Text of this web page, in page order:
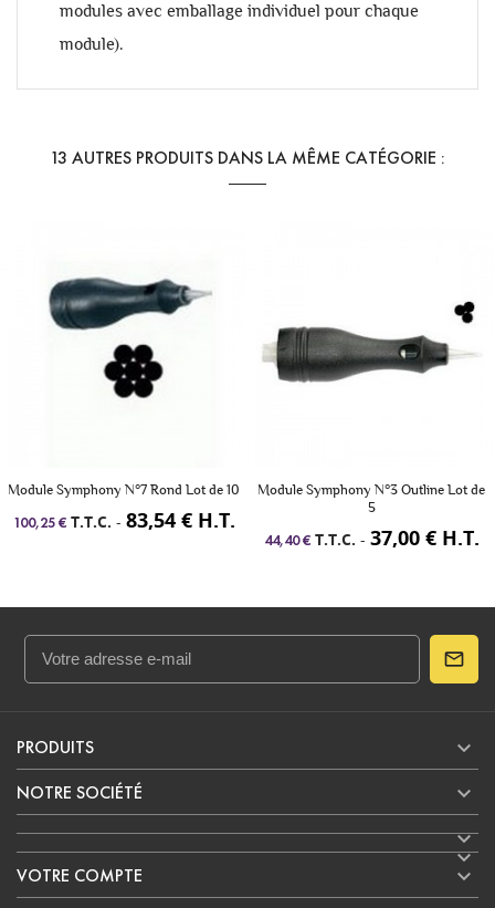
modules avec emballage individuel pour chaque
module).
13 AUTRES PRODUITS DANS LA MÊME CATÉGORIE :
Module Symphony N°7 Rond Lot de 10
100,25 € T.T.C. - 83,54 € H.T.
Module Symphony N°3 Outline Lot de
5
44,40 € T.T.C. - 37,00 € H.T.
PRODUITS 
NOTRE SOCIÉTÉ



VOTRE COMPTE 